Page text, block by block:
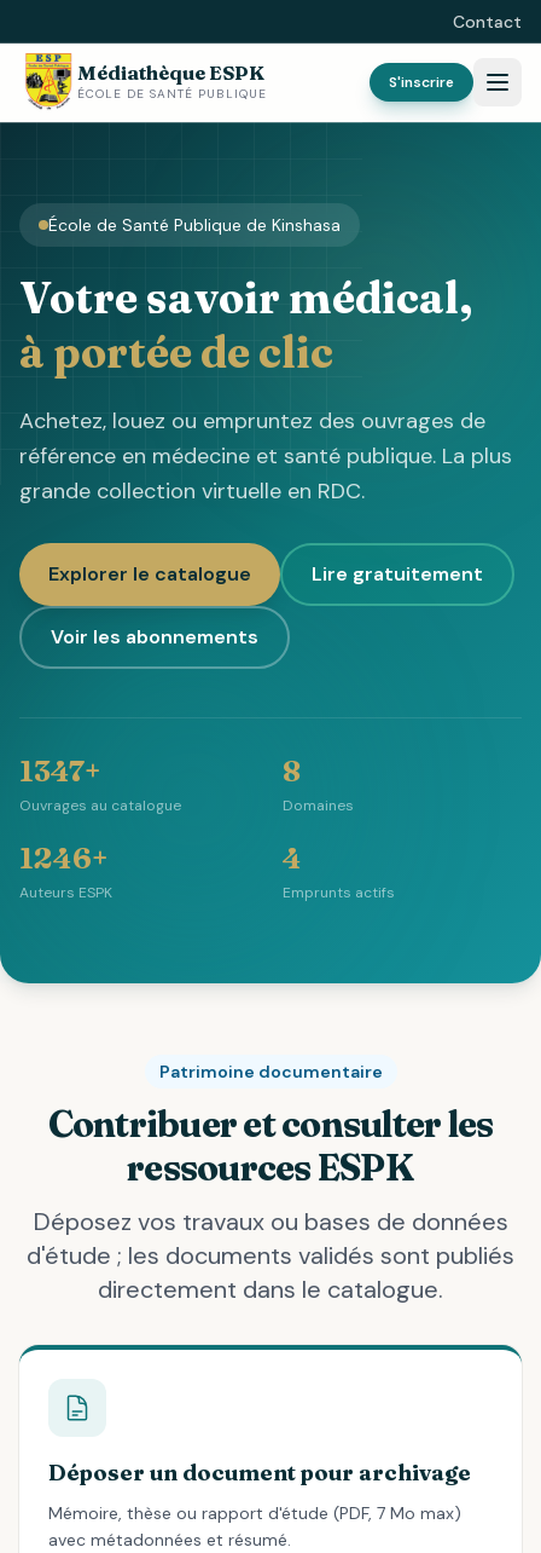
Contact
Médiathèque ESPK
ÉCOLE DE SANTÉ PUBLIQUE
S'inscrire
École de Santé Publique de Kinshasa
Votre savoir médical,
à portée de clic
Achetez, louez ou empruntez des ouvrages de
référence en médecine et santé publique. La plus
grande collection virtuelle en RDC.
Explorer le catalogue Lire gratuitement
Voir les abonnements
1347+
Ouvrages au catalogue
8
Domaines
1246+
Auteurs ESPK
4
Emprunts actifs
Patrimoine documentaire
Contribuer et consulter les
ressources ESPK
Déposez vos travaux ou bases de données
d'étude ; les documents validés sont publiés
directement dans le catalogue.
Déposer un document pour archivage
Mémoire, thèse ou rapport d'étude (PDF, 7 Mo max)
avec métadonnées et résumé.